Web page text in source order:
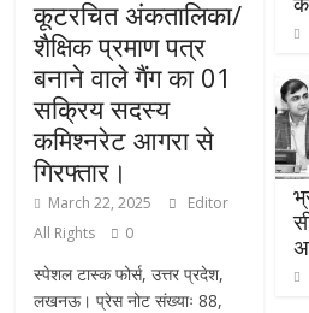
कूटरचित अंकतालिका/
शैक्षिक प्रमाण पत्र
बनाने वाले गैंग का 01
सक्रिय सदस्य
कमिश्नरेट आगरा से
गिरफ्तार।
March 22, 2025
Editor
All Rights
0
स्पेशल टास्क फोर्स, उत्तर प्रदेश,
लखनऊ। प्रेस नोट संख्याः 88,